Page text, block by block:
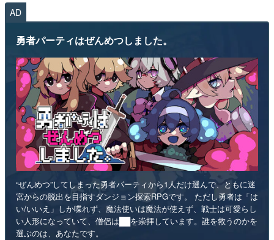
AD
勇者パーティはぜんめつしました。
“ぜんめつ”してしまった勇者パーティから1人だけ選んで、ともに迷
宮からの脱出を目指すダンジョン探索RPGです。 ただし勇者は「は
い/いいえ」しか喋れず、魔法使いは魔法が使えず、戦士は可愛らし
い人形になっていて、僧侶は██を崇拝しています。誰を救うのかを
選ぶのは、あなたです。